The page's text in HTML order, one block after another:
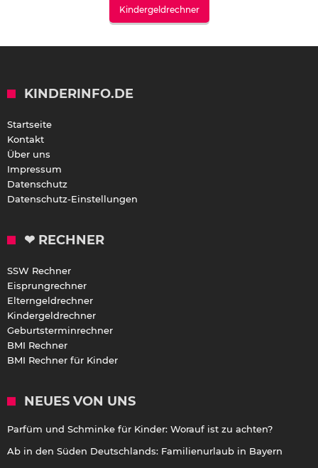
Kindergeldrechner
KINDERINFO.DE
Startseite
Kontakt
Über uns
Impressum
Datenschutz
Datenschutz-Einstellungen
❤ RECHNER
SSW Rechner
Eisprungrechner
Elterngeldrechner
Kindergeldrechner
Geburtsterminrechner
BMI Rechner
BMI Rechner für Kinder
NEUES VON UNS
Parfüm und Schminke für Kinder: Worauf ist zu achten?
Ab in den Süden Deutschlands: Familienurlaub in Bayern